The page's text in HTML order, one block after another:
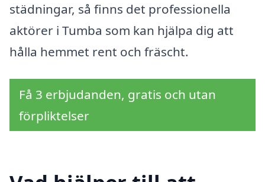
städningar, så finns det professionella
aktörer i Tumba som kan hjälpa dig att
hålla hemmet rent och fräscht.
Få 3 erbjudanden, gratis och utan
förpliktelser